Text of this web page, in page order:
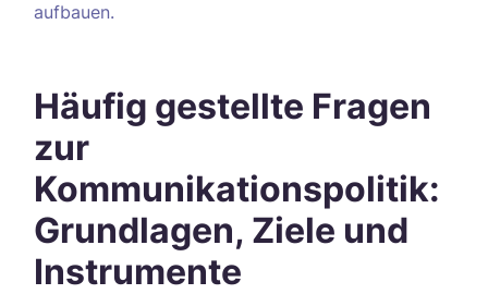
aufbauen.
Häufig gestellte Fragen
zur
Kommunikationspolitik:
Grundlagen, Ziele und
Instrumente